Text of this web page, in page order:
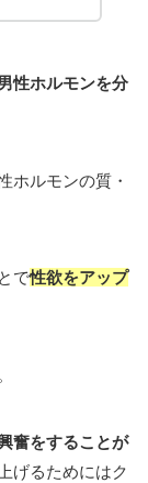
性ホルモンを分
ホルモンの質・
で性欲をアップ
奮をすることが
げるためにはク